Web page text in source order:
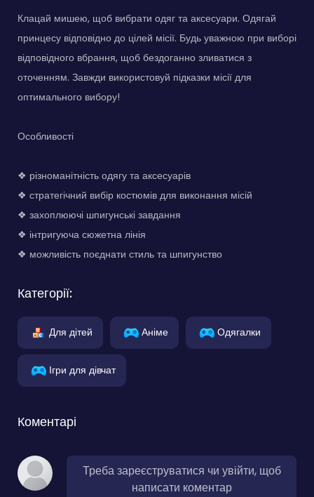
Клацай мишею, щоб вибрати одяг та аксесуари. Одягай
принцесу відповідно до цілей місії. Будь уважною при виборі
відповідного вбрання, щоб бездоганно зливатися з
оточенням. Завжди використовуй підказки місії для
оптимального вибору!
Особливості
❖ різноманітність одягу та аксесуарів
❖ стратегічний вибір костюмів для виконання місій
❖ захоплюючі шпигунські завдання
❖ інтригуюча сюжетна лінія
❖ можливість поєднати стиль та шпигунство
Категорії:
Для дітей Аніме Одягалки
Ігри для дівчат
Коментарі
Треба зареєструватися чи увійти, щоб
написати коментар